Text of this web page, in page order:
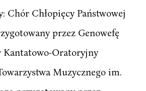
Chór Chłopięcy Państwowej
przez Genowefę
Kantatowo-Oratoryjny
Muzycznego im.